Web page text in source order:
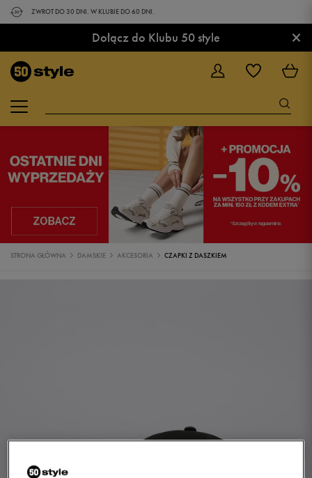
ZWROT DO 30 DNI. W KLUBIE DO 60 DNI.
Dołącz do Klubu 50 style ×
STRONA GŁÓWNA DAMSKIE AKCESORIA CZAPKI Z DASZKIEM